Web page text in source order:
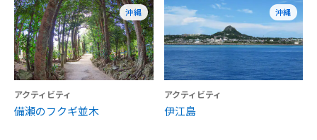
沖縄
アクティビティ
備瀬のフクギ並木
沖縄
アクティビティ
伊江島